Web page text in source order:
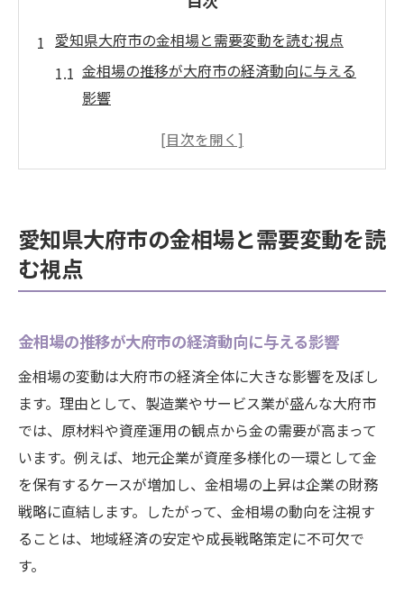
愛知県大府市の金相場と需要変動を読む視点
金相場の推移が大府市の経済動向に与える
影響
地域特有の金需要パターンとその背景を探
愛知県内での金相場比較と大府市の位置付
け
金の需要動向が地域経済に与える新たな影響
金相場の変動が地元産業に及ぼす実際の変
化
大府市の雇用と金需要の関係性を明らかに
する
金需要増減が地域経済に与えるリスクとチ
ャンス
金相場の影響を受けた産業構造の変化を分
愛知県大府市の金相場と需要変動を読
む視点
金相場の推移が大府市の経済動向に与える影響
金相場の変動は大府市の経済全体に大きな影響を及ぼし
ます。理由として、製造業やサービス業が盛んな大府市
では、原材料や資産運用の観点から金の需要が高まって
います。例えば、地元企業が資産多様化の一環として金
を保有するケースが増加し、金相場の上昇は企業の財務
戦略に直結します。したがって、金相場の動向を注視す
ることは、地域経済の安定や成長戦略策定に不可欠で
す。